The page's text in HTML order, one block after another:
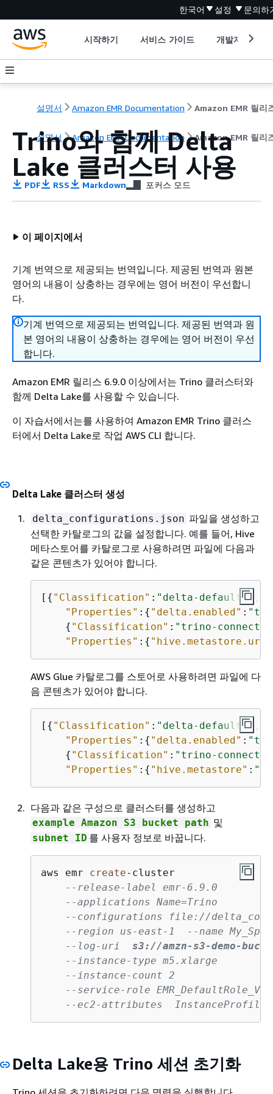
한국어 설정 문의하
시작하기 서비스 가이드 개발자 도구
설명서 Amazon EMR Documentation
설명서 Amazon EMR Documentation Amazon EMR 릴리
Trino와 함께 Delta
Lake 클러스터 사용
PDF RSS Markdown 포커스 모드
이 페이지에서
기계 번역으로 제공되는 번역입니다. 제공된 번역과 원본
영어의 내용이 상충하는 경우에는 영어 버전이 우선합니
다.
기계 번역으로 제공되는 번역입니다. 제공된 번역과 원
본 영어의 내용이 상충하는 경우에는 영어 버전이 우선
합니다.
Amazon EMR 릴리스 6.9.0 이상에서는 Trino 클러스터와
함께 Delta Lake를 사용할 수 있습니다.
이 자습서에서는를 사용하여 Amazon EMR Trino 클러스
터에서 Delta Lake로 작업 AWS CLI 합니다.
Delta Lake 클러스터 생성
delta_configurations.json 파일을 생성하고
선택한 카탈로그의 값을 설정합니다. 예를 들어, Hive
메타스토어를 카탈로그로 사용하려면 파일에 다음과
같은 콘텐츠가 있어야 합니다.
[ { "Classification" : "delta-defaults"
"Properties" : { "delta.enabled" :
{ "Classification" : "trino-
"Properties" : { "hive.metastore.uri"
AWS Glue 카탈로그를 스토어로 사용하려면 파일에 다
음 콘텐츠가 있어야 합니다.
[ { "Classification" : "delta-defaults"
"Properties" : { "delta.enabled" :
{ "Classification" : "trino-
"Properties" : { "hive.metastore" :
다음과 같은 구성으로 클러스터를 생성하고
example Amazon S3 bucket path 및
subnet ID 를 사용자 정보로 바꿉니다.
aws emr create- cluster
--release-label emr-6.9.0
--applications Name=Trino
--configurations file://
--region us-east-1  --name
--log-uri s3://amzn-s3-demo-
--instance-type m5.xlarge
--instance-count 2
--service-role
--ec2-attributes
Delta Lake용 Trino 세션 초기화